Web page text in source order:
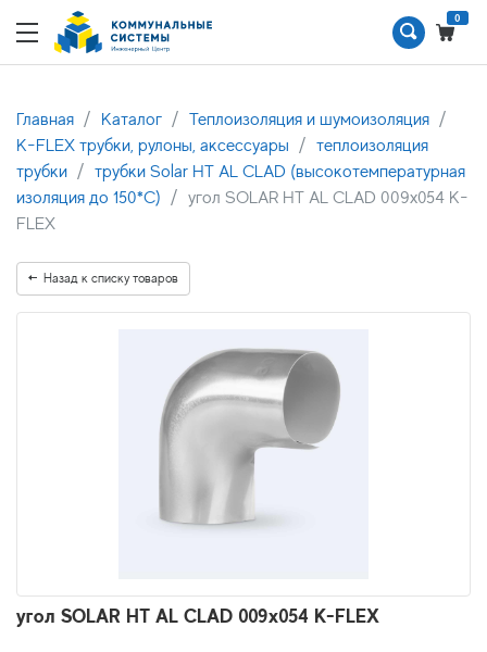
0
Главная Каталог
Теплоизоляция и шумоизоляция
K-FLEX трубки, рулоны, аксессуары
теплоизоляция
трубки
трубки Solar HT AL CLAD (высокотемпературная
изоляция до 150*С)
угол SOLAR HT AL CLAD 009х054 K-
FLEX
Назад к списку товаров
угол SOLAR HT AL CLAD 009х054 K-FLEX